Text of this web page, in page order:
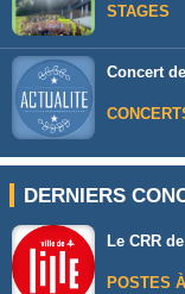
STAGES
Concert
DERNIERS
Le CRR
POSTES